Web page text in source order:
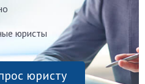
юристы
юристу